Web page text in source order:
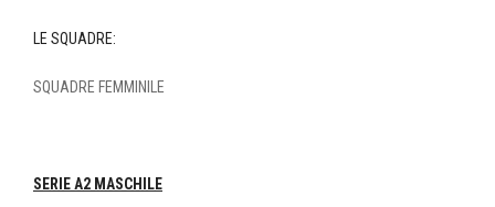
LE SQUADRE:
SQUADRE FEMMINILE
SERIE A2 MASCHILE